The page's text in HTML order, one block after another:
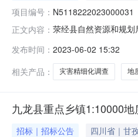
项目编号： N5118222023000031
正文内容： 荥经县自然资源和规
（北京时间）前提交
式：竞
发布时间： 2023-06-02 15:32
相关产品：
灾害精细化调查 地
九龙县重点乡镇1:10000
招标｜招标公告 四川省｜甘